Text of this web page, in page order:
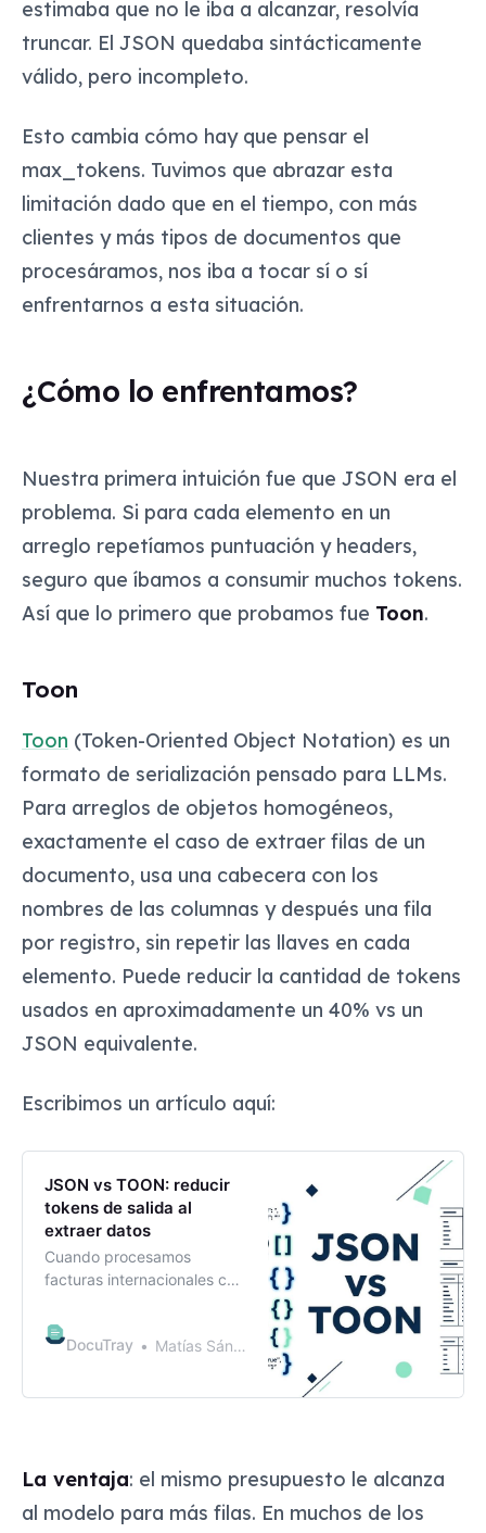
estimaba que no le iba a alcanzar, resolvía
truncar. El JSON quedaba sintácticamente
válido, pero incompleto.
Esto cambia cómo hay que pensar el
max_tokens. Tuvimos que abrazar esta
limitación dado que en el tiempo, con más
clientes y más tipos de documentos que
procesáramos, nos iba a tocar sí o sí
enfrentarnos a esta situación.
¿Cómo lo enfrentamos?
Nuestra primera intuición fue que JSON era el
problema. Si para cada elemento en un
arreglo repetíamos puntuación y headers,
seguro que íbamos a consumir muchos tokens.
Así que lo primero que probamos fue Toon.
Toon
Toon (Token-Oriented Object Notation) es un
formato de serialización pensado para LLMs.
Para arreglos de objetos homogéneos,
exactamente el caso de extraer filas de un
documento, usa una cabecera con los
nombres de las columnas y después una fila
por registro, sin repetir las llaves en cada
elemento. Puede reducir la cantidad de tokens
usados en aproximadamente un 40% vs un
JSON equivalente.
Escribimos un artículo aquí:
JSON vs TOON: reducir
tokens de salida al
extraer datos
Cuando procesamos
facturas internacionales con
producto, el JSON de
respuesta superaba los max
Probamos TOON — un
DocuTray Matías Sánchez Cabrera
La ventaja: el mismo presupuesto le alcanza
al modelo para más filas. En muchos de los